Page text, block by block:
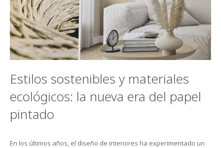
Estilos sostenibles y materiales
ecológicos: la nueva era del papel
pintado
En los últimos años, el diseño de interiores ha experimentado un